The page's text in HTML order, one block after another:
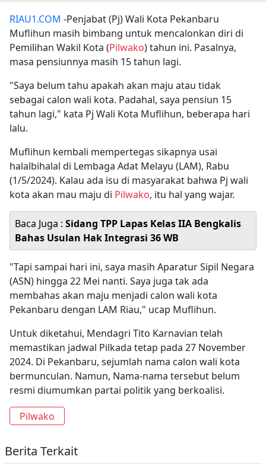
RIAU1.COM -Penjabat (Pj) Wali Kota Pekanbaru
Muflihun masih bimbang untuk mencalonkan diri di
Pemilihan Wakil Kota (Pilwako) tahun ini. Pasalnya,
masa pensiunnya masih 15 tahun lagi.
"Saya belum tahu apakah akan maju atau tidak
sebagai calon wali kota. Padahal, saya pensiun 15
tahun lagi," kata Pj Wali Kota Muflihun, beberapa hari
lalu.
Muflihun kembali mempertegas sikapnya usai
halalbihalal di Lembaga Adat Melayu (LAM), Rabu
(1/5/2024). Kalau ada isu di masyarakat bahwa Pj wali
kota akan mau maju di Pilwako, itu hal yang wajar.
Baca Juga : Sidang TPP Lapas Kelas IIA Bengkalis
Bahas Usulan Hak Integrasi 36 WB
"Tapi sampai hari ini, saya masih Aparatur Sipil Negara
(ASN) hingga 22 Mei nanti. Saya juga tak ada
membahas akan maju menjadi calon wali kota
Pekanbaru dengan LAM Riau," ucap Muflihun.
Untuk diketahui, Mendagri Tito Karnavian telah
memastikan jadwal Pilkada tetap pada 27 November
2024. Di Pekanbaru, sejumlah nama calon wali kota
bermunculan. Namun, Nama-nama tersebut belum
resmi diumumkan partai politik yang berkoalisi.
Pilwako
Berita Terkait